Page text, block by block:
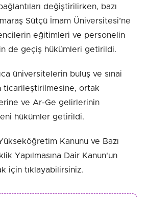
değiştirilirken, bazı
Sütçü İmam Üniversitesi’ne
eğitimleri ve personelin
de geçiş hükümleri getirildi.
üniversitelerin buluş ve sınai
ticarileştirilmesine, ortak
ve Ar-Ge gelirlerinin
hükümler getirildi.
Kanunu ve Bazı
Yapılmasına Dair Kanun'un
için tıklayabilirsiniz.